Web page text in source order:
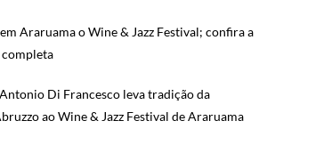
Araruama o Wine & Jazz Festival; confira a
Di Francesco leva tradição da
ao Wine & Jazz Festival de Araruama